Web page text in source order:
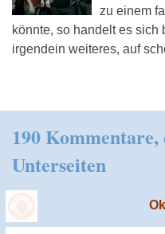
zu einem
könnte, so handelt es sich
irgendein weiteres, auf
190 Kommentare,
Unterseiten